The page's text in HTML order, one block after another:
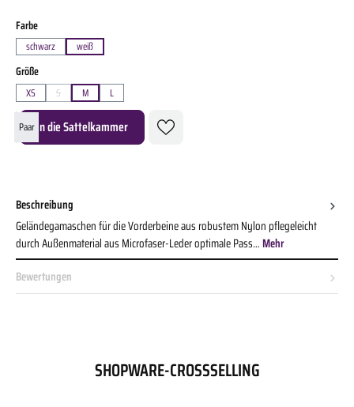
Farbeauswählen
schwarz weiß
Größeauswählen
XS S(Diese Option ist zurzeit nicht verfügbar.)
M L
Produkt Anzahl: Gib den gewünschten Wert ein oder benutze die Schaltflächen um die
Paar In die Sattelkammer
Beschreibung
Geländegamaschen für die Vorderbeine aus robustem Nylon pflegeleicht
durch Außenmaterial aus Microfaser-Leder optimale Pass…Mehr
Bewertungen
SHOPWARE-CROSSSELLING